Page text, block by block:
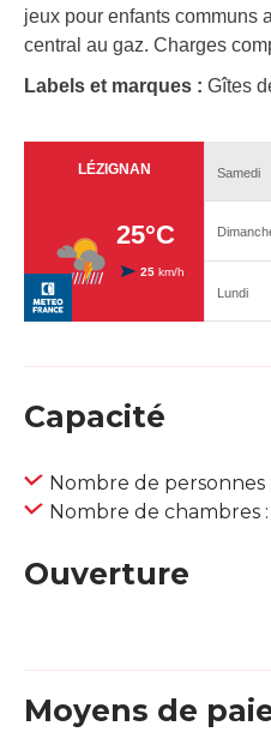
jeux pour enfants communs
central au gaz. Charges
Labels et marques : Gîtes
Capacité
Nombre de personnes
Nombre de chambres :
Ouverture
Moyens de